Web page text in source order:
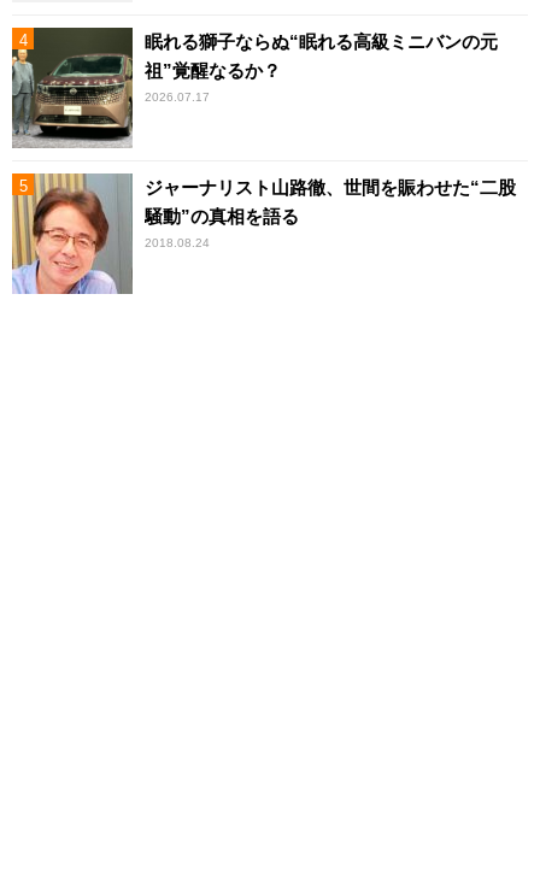
眠れる獅子ならぬ“眠れる高級ミニバンの元
祖”覚醒なるか？
2026.07.17
ジャーナリスト山路徹、世間を賑わせた“二股
騒動”の真相を語る
2018.08.24